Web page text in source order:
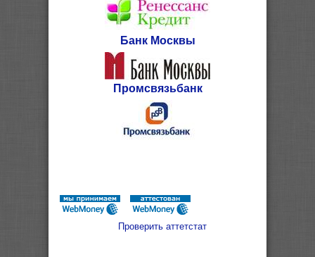
Банк Москвы
Промсвязьбанк
Проверить аттетстат